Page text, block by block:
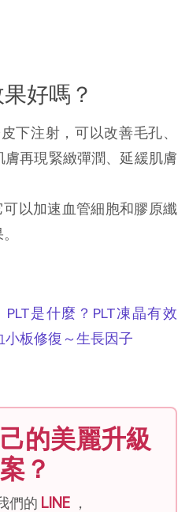
好嗎？
下注射，可以改善毛孔、
再現緊緻彈潤、延緩肌膚
可以加速血管細胞和膠原纖
PLT是什麼？PLT凍晶有效
小板修復～生長因子
的美麗升級
？
們的 LINE ，